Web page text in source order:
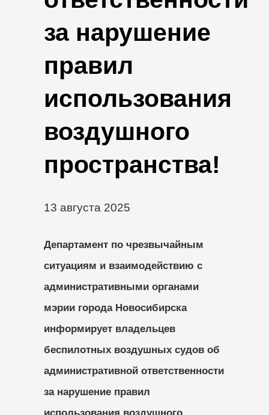
за нарушение
правил
использования
воздушного
пространства!
13 августа 2025
Департамент по чрезвычайным
ситуациям и взаимодействию с
административными органами
мэрии города Новосибирска
информирует владельцев
беспилотных воздушных судов об
административной ответственности
за нарушение правил
использования воздушного